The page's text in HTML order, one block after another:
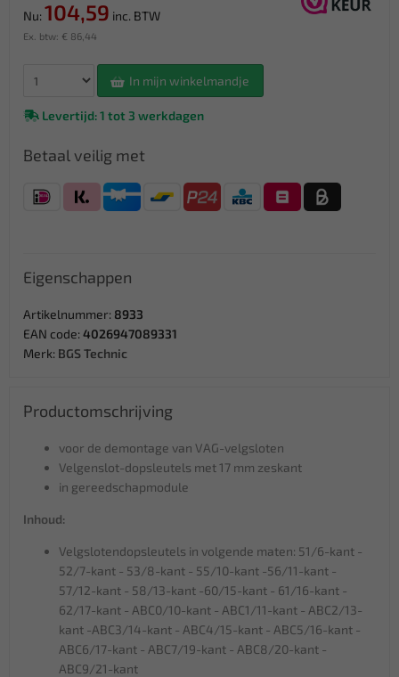
Nu: 104,59 inc. BTW
Ex. btw: € 86,44
In mijn winkelmandje
Levertijd: 1 tot 3 werkdagen
Betaal veilig met
Eigenschappen
Artikelnummer: 8933
EAN code: 4026947089331
Merk: BGS Technic
Productomschrijving
voor de demontage van VAG-velgsloten
Velgenslot-dopsleutels met 17 mm zeskant
in gereedschapmodule
Inhoud:
Velgslotendopsleutels in volgende maten: 51/6-kant -
52/7-kant - 53/8-kant - 55/10-kant -56/11-kant -
57/12-kant - 58/13-kant -60/15-kant - 61/16-kant -
62/17-kant - ABC0/10-kant - ABC1/11-kant - ABC2/13-
kant -ABC3/14-kant - ABC4/15-kant - ABC5/16-kant -
ABC6/17-kant - ABC7/19-kant - ABC8/20-kant -
ABC9/21-kant